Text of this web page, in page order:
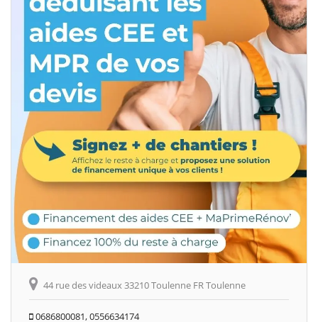
44 rue des videaux 33210 Toulenne FR Toulenne
0686800081, 0556634174